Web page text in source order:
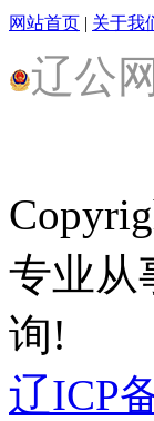
网站首页 | 关于我
辽公
专业从
询!
辽ICP